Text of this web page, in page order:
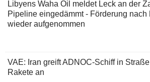
Libyens Waha Oil meldet Leck an der
Pipeline eingedämmt - Förderung nach
wieder aufgenommen
VAE: Iran greift ADNOC-Schiff in
Rakete an